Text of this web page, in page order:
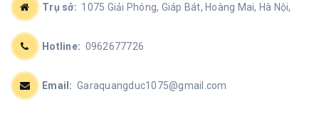
Trụ sở: 1075 Giải Phóng, Giáp Bát, Hoàng Mai, Hà Nội,
Hotline: 0962677726
Email: Garaquangduc1075@gmail.com